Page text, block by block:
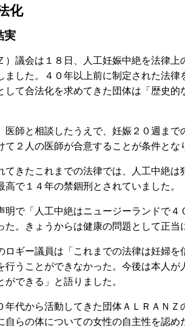
化
実
議会は１８日、人工妊娠中絶を法律上
ました。４０年以上前に制定された法
して合法化を求めてきた団体は「歴史
師と相談したうえで、妊娠２０週まで
２人の医師が合意することが条件とな
きたこれまでの法律では、人工中絶は
高で１４年の禁錮刑とされていました。
で「人工中絶はニュージーランドで４
た。きょうからは健康の問題として正当
ギー議員は「これまでの法律は妊婦を
行うことができなかった。今後は本人
できる」と語りました。
代から活動してきた団体ＡＬＲＡＮＺ
自らの体についての女性の自主性を認